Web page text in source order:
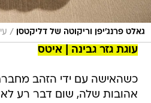
גאלט פרנג'יפן וריקוטה של דליקטסן /
עוגת גזר גבינה | איטס
אהובות שלה, שום דבר רע לא